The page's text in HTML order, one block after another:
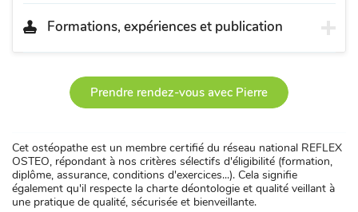
Formations, expériences et publication
Prendre rendez-vous avec Pierre
Cet ostéopathe est un membre certifié du réseau national REFLEX
OSTEO, répondant à nos critères sélectifs d'éligibilité (formation,
diplôme, assurance, conditions d'exercices...). Cela signifie
également qu'il respecte la charte déontologie et qualité veillant à
une pratique de qualité, sécurisée et bienveillante.